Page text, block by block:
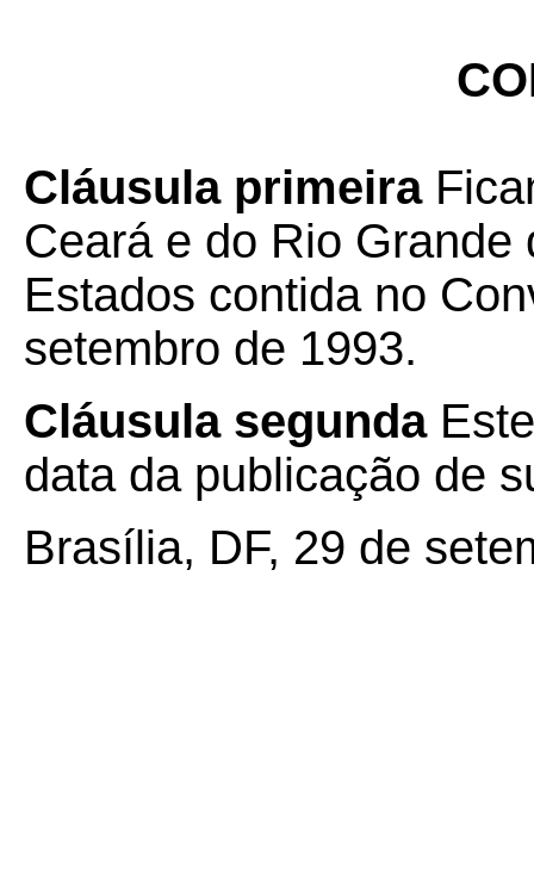
Cláusula primeira
Ceará e do Rio
Estados contida no
setembro de 1993.
Cláusula segunda
data da publicação de
Brasília, DF, 29 de